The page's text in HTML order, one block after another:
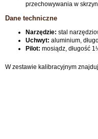
przechowywania w
Dane techniczne
Narzędzie: stal
Uchwyt: aluminium,
Pilot: mosiądz, długość
W zestawie kalibracyjnym